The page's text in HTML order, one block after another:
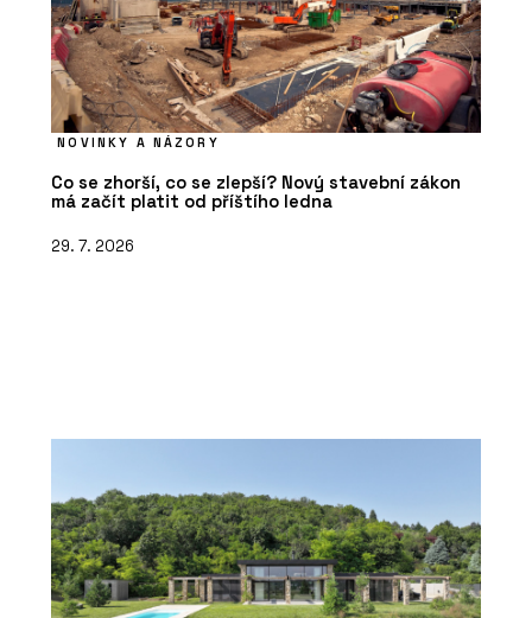
NOVINKY A NÁZORY
Co se zhorší, co se zlepší? Nový stavební zákon
má začít platit od příštího ledna
29. 7. 2026